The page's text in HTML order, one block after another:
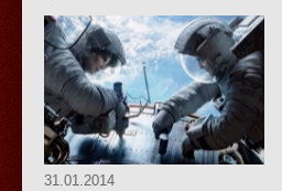
31.01.2014